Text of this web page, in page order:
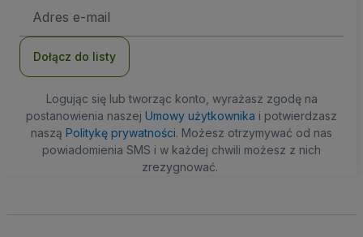
e-
Dołącz do listy
Logując się lub tworząc konto, wyrażasz zgodę na
postanowienia naszej Umowy użytkownika i potwierdzasz
naszą Politykę prywatności. Możesz otrzymywać od nas
powiadomienia SMS i w każdej chwili możesz z nich
zrezygnować.